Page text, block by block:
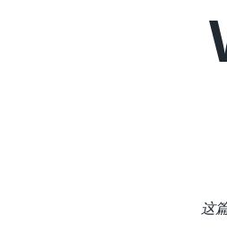
这